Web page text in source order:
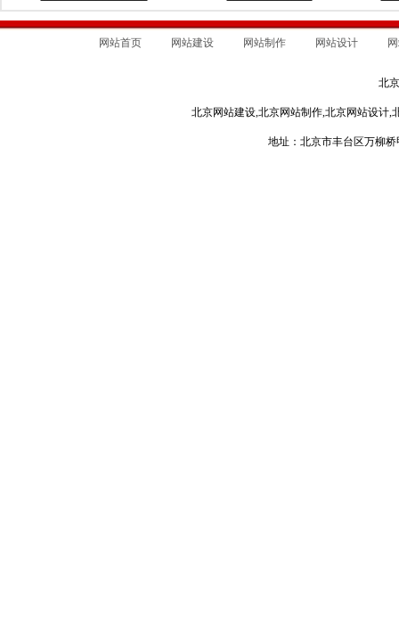
网站首页 网站建设 网站制作 网站设计
北
北京网站建设,北京网站制作,北京网站设计,
地址：北京市丰台区万柳桥